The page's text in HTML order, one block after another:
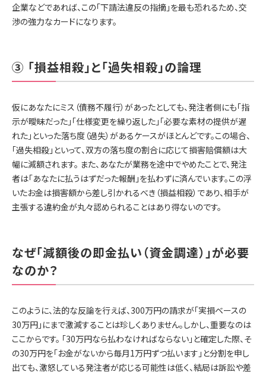
企業などであれば、この「下請法違反の指摘」を最も恐れるため、交
渉の強力なカードになります。
③ 「損益相殺」と「過失相殺」の論理
仮にあなたにミス（債務不履行）があったとしても、発注者側にも「指
示が曖昧だった」「仕様変更を繰り返した」「必要な素材の提供が遅
れた」といった落ち度（過失）があるケースがほとんどです。この場合、
「過失相殺」といって、双方の落ち度の割合に応じて損害賠償額は大
幅に減額されます。 また、あなたが業務を途中でやめたことで、発注
者は「あなたに払うはずだった報酬」を払わずに済んでいます。この浮
いたお金は損害額から差し引かれるべき（損益相殺）であり、相手が
主張する違約金が丸々認められることはあり得ないのです。
なぜ「減額後の即金払い（資金調達）」が必要
なのか？
このように、法的な反論を行えば、300万円の請求が「実損ベースの
30万円」にまで激減することは珍しくありません。しかし、重要なのは
ここからです。 「30万円なら払わなければならない」と確定した際、そ
の30万円を「お金がないから毎月1万円ずつ払います」と分割を申し
出ても、激怒している発注者が応じる可能性は低く、結局は訴訟や差